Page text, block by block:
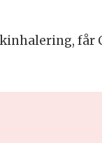
får